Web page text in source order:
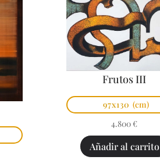
Frutos III
97x130 (cm)
4.800 €
Añadir al carrito